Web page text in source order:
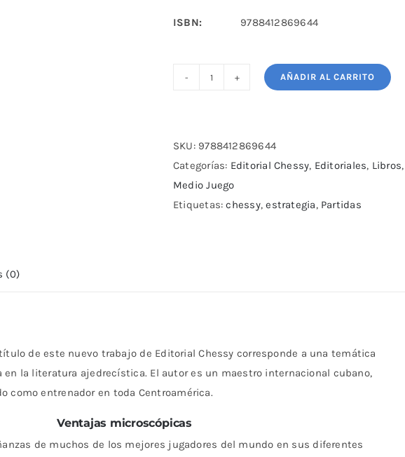
ISBN: 9788412869644
AÑADIR AL CARRITO
SKU: 9788412869644
Categorías: Editorial Chessy, Editoriales, Libros,
Medio Juego
Etiquetas:chessy,estrategia, Partidas
(0)
de este nuevo trabajo de Editorial Chessy corresponde a una temática
la literatura ajedrecística. El autor es un maestro internacional cubano,
como entrenador en toda Centroamérica.
Ventajas microscópicas
de muchos de los mejores jugadores del mundo en sus diferentes